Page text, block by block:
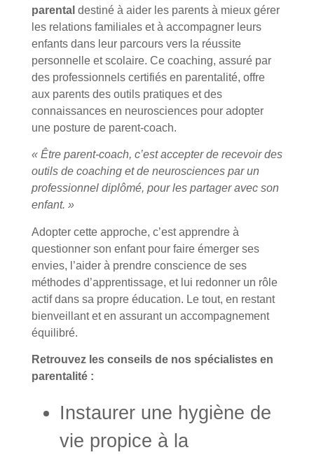
parental destiné à aider les parents à mieux gérer
les relations familiales et à accompagner leurs
enfants dans leur parcours vers la réussite
personnelle et scolaire. Ce coaching, assuré par
des professionnels certifiés en parentalité, offre
aux parents des outils pratiques et des
connaissances en neurosciences pour adopter
une posture de parent-coach.
« Être parent-coach, c’est accepter de recevoir des
outils de coaching et de neurosciences par un
professionnel diplômé, pour les partager avec son
enfant. »
Adopter cette approche, c’est apprendre à
questionner son enfant pour faire émerger ses
envies, l’aider à prendre conscience de ses
méthodes d’apprentissage, et lui redonner un rôle
actif dans sa propre éducation. Le tout, en restant
bienveillant et en assurant un accompagnement
équilibré.
Retrouvez les conseils de nos spécialistes en
parentalité :
Instaurer une hygiène de
vie propice à la